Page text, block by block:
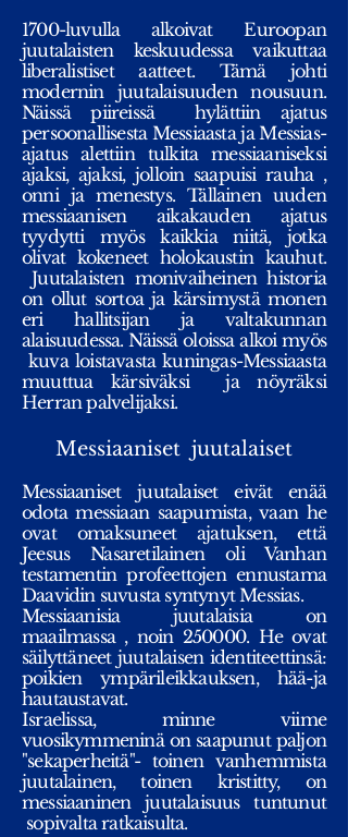
1700-luvulla alkoivat Euroopan
juutalaisten keskuudessa vaikuttaa
liberalistiset aatteet. Tämä johti
modernin juutalaisuuden nousuun.
Näissä piireissä hylättiin ajatus
persoonallisesta Messiaasta ja Messias-
ajatus alettiin tulkita messiaaniseksi
ajaksi, ajaksi, jolloin saapuisi rauha ,
onni ja menestys. Tällainen uuden
messiaanisen aikakauden ajatus
tyydytti myös kaikkia niitä, jotka
olivat kokeneet holokaustin kauhut.
Juutalaisten monivaiheinen historia
on ollut sortoa ja kärsimystä monen
eri hallitsijan ja valtakunnan
alaisuudessa. Näissä oloissa alkoi myös
kuva loistavasta kuningas-Messiaasta
muuttua kärsiväksi ja nöyräksi
Herran palvelijaksi.
Messiaaniset juutalaiset
Messiaaniset juutalaiset eivät enää
odota messiaan saapumista, vaan he
ovat omaksuneet ajatuksen, että
Jeesus Nasaretilainen oli Vanhan
testamentin profeettojen ennustama
Daavidin suvusta syntynyt Messias.
Messiaanisia juutalaisia on
maailmassa , noin 250000. He ovat
säilyttäneet juutalaisen identiteettinsä:
poikien ympärileikkauksen, hää-ja
hautaustavat.
Israelissa, minne viime
vuosikymmeninä on saapunut paljon
"sekaperheitä"- toinen vanhemmista
juutalainen, toinen kristitty, on
messiaaninen juutalaisuus tuntunut
sopivalta ratkaisulta.